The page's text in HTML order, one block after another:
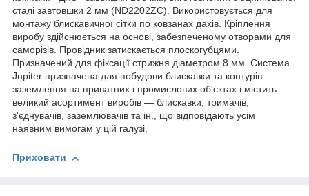
сталі завтовшки 2 мм (ND2202ZC). Використовується для
монтажу блискавичної сітки по ковзанах дахів. Кріплення
виробу здійснюється на основі, забезпеченому отворами для
саморізів. Провідник затискається плоскогубцями.
Призначений для фіксації стрижня діаметром 8 мм. Система
Jupiter призначена для побудови блискавки та контурів
заземлення на приватних і промислових об'єктах і містить
великий асортимент виробів — блискавки, тримачів,
з'єднувачів, заземлювачів та ін., що відповідають усім
наявним вимогам у цій галузі.
Приховати